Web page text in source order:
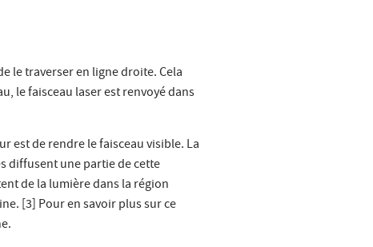
le traverser en ligne droite. Cela
le faisceau laser est renvoyé dans
est de rendre le faisceau visible. La
diffusent une partie de cette
de la lumière dans la région
[3] Pour en savoir plus sur ce